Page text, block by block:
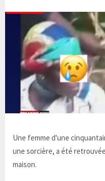
Une femme d'une
une sorcière, a été
maison.